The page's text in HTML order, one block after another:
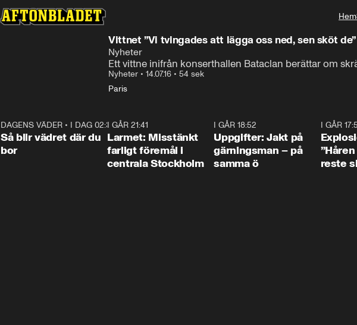
Hem
Vittnet ”Vi tvingades att lägga oss ned, sen sköt de”
Nyheter
Ett vittne inifrån konserthallen Bataclan berättar om
Nyheter • 14.07.16 • 54 sek
Paris
1:06
DAGENS VÄDER • I DAG 02:30
Så blir vädret där du
bor
I GÅR 21:41
Larmet: Misstänkt
farligt föremål i
centrala Stockholm
I GÅR 18:52
Uppgifter: Jakt på
gärningsman – på
samma ö
I GÅR
reste